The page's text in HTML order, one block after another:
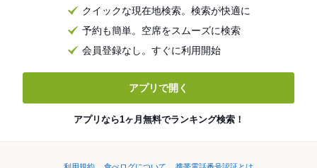
クイックな現在地検索。検索が快適に
予約も簡単。空席をスムーズに検索
会員登録なし。すぐに利用開始
アプリで開く
アプリなら1ヶ月無料でランキング検索！